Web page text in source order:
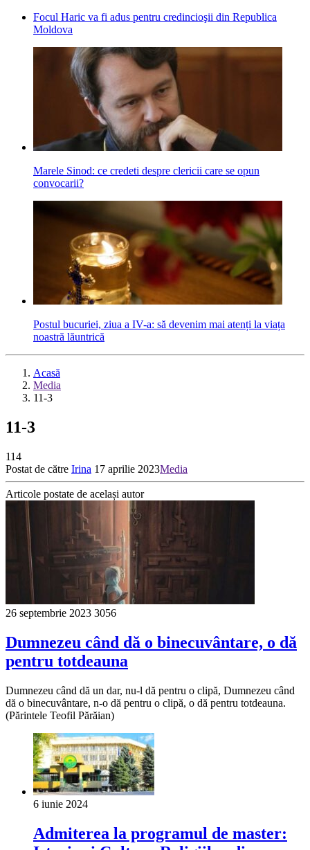
Focul Haric va fi adus pentru credincioşii din Republica
Moldova
Marele Sinod: ce credeti despre clericii care se opun
convocarii?
Postul bucuriei, ziua a IV-a: să devenim mai atenți la viața
noastră lăuntrică
Acasă
Media
11-3
11-3
114
Postat de către Irina 17 aprilie 2023Media
Articole postate de același autor
26 septembrie 2023 3056
Dumnezeu când dă o binecuvântare, o dă
pentru totdeauna
Dumnezeu când dă un dar, nu-l dă pentru o clipă, Dumnezeu când
dă o binecuvântare, n-o dă pentru o clipă, o dă pentru totdeauna.
(Părintele Teofil Părăian)
6 iunie 2024
Admiterea la programul de master: